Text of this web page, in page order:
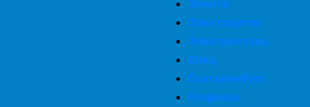
Элиста
Электроугли
Электросталь
Елец
Екатеринбург
Егоревск